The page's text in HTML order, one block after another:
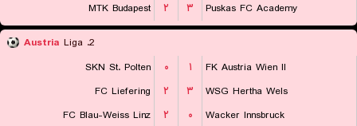
MTK Budapest
۲ ۳ Puskas FC Academy
Austria
2. Liga
SKN St. Polten
۰ ۱
FK Austria Wien II
FC Liefering
۲ ۳
WSG Hertha Wels
FC Blau-Weiss Linz
۲ ۰ Wacker Innsbruck